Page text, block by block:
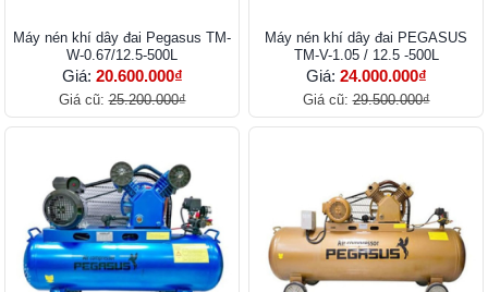
Máy nén khí dây đai Pegasus TM-
W-0.67/12.5-500L
Giá: 20.600.000₫
Giá cũ:25.200.000₫
Máy nén khí dây đai PEGASUS
TM-V-1.05 / 12.5 -500L
Giá: 24.000.000₫
Giá cũ:29.500.000₫